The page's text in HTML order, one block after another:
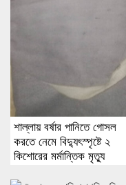
শাল্লায় বর্ষার পানিতে গোসল
করতে নেমে বিদ্যুৎস্পৃষ্টে ২
কিশোরের মর্মান্তিক মৃত্যু